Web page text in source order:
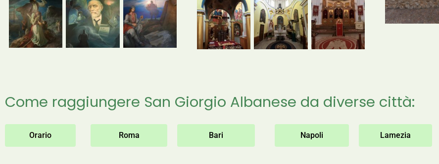
Come raggiungere San Giorgio Albanese da diverse città:
Orario Roma Bari Napoli Lamezia